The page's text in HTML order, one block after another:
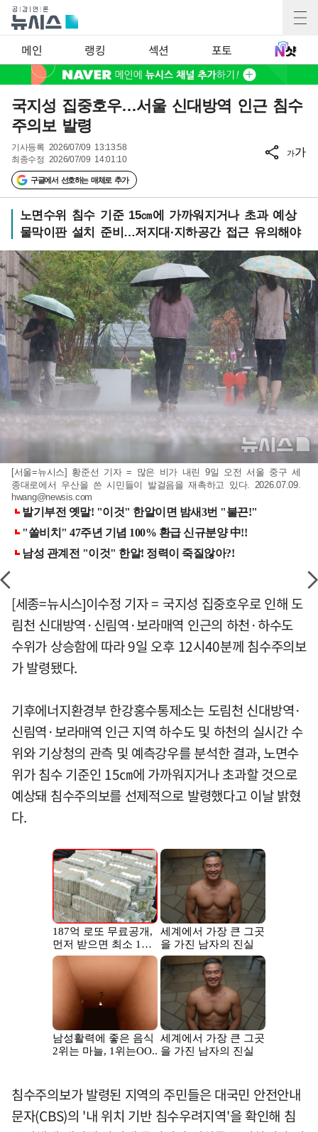
메인 랭킹 섹션 포토
국지성 집중호우…서울 신대방역 인근 침수
주의보 발령
기사등록 2026/07/09 13:13:58
최종수정 2026/07/09 14:01:10
구글에서 선호하는 매체로 추가
가가
노면수위 침수 기준 15㎝에 가까워지거나 초과 예상
물막이판 설치 준비…저지대·지하공간 접근 유의해야
[서울=뉴시스] 황준선 기자 = 많은 비가 내린 9일 오전 서울 중구 세
종대로에서 우산을 쓴 시민들이 발걸음을 재촉하고 있다. 2026.07.09.
hwang@newsis.com
[세종=뉴시스]이수정 기자 = 국지성 집중호우로 인해 도
림천 신대방역·신림역·보라매역 인근의 하천·하수도
수위가 상승함에 따라 9일 오후 12시40분께 침수주의보
가 발령됐다.
기후에너지환경부 한강홍수통제소는 도림천 신대방역·
신림역·보라매역 인근 지역 하수도 및 하천의 실시간 수
위와 기상청의 관측 및 예측강우를 분석한 결과, 노면수
위가 침수 기준인 15㎝에 가까워지거나 초과할 것으로
예상돼 침수주의보를 선제적으로 발령했다고 이날 밝혔
다.
침수주의보가 발령된 지역의 주민들은 대국민 안전안내
문자(CBS)의 '내 위치 기반 침수우려지역'을 확인해 침